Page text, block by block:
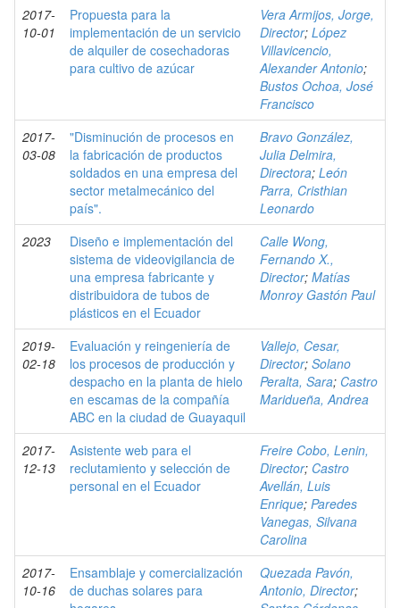
2017-
10-01
Propuesta para la
implementación de un servicio
de alquiler de cosechadoras
para cultivo de azúcar
Vera Armijos, Jorge,
Director; López
Villavicencio,
Alexander Antonio;
Bustos Ochoa, José
Francisco
2017-
03-08
"Disminución de procesos en
la fabricación de productos
soldados en una empresa del
sector metalmecánico del
país".
Bravo González,
Julia Delmira,
Directora; León
Parra, Cristhian
Leonardo
2023
Diseño e implementación del
sistema de videovigilancia de
una empresa fabricante y
distribuidora de tubos de
plásticos en el Ecuador
Calle Wong,
Fernando X.,
Director; Matías
Monroy Gastón Paul
2019-
02-18
Evaluación y reingeniería de
los procesos de producción y
despacho en la planta de hielo
en escamas de la compañía
ABC en la ciudad de Guayaquil
Vallejo, Cesar,
Director; Solano
Peralta, Sara; Castro
Maridueña, Andrea
2017-
12-13
Asistente web para el
reclutamiento y selección de
personal en el Ecuador
Freire Cobo, Lenin,
Director; Castro
Avellán, Luis
Enrique; Paredes
Vanegas, Silvana
Carolina
2017-
10-16
Ensamblaje y comercialización
de duchas solares para
Quezada Pavón,
Antonio, Director;